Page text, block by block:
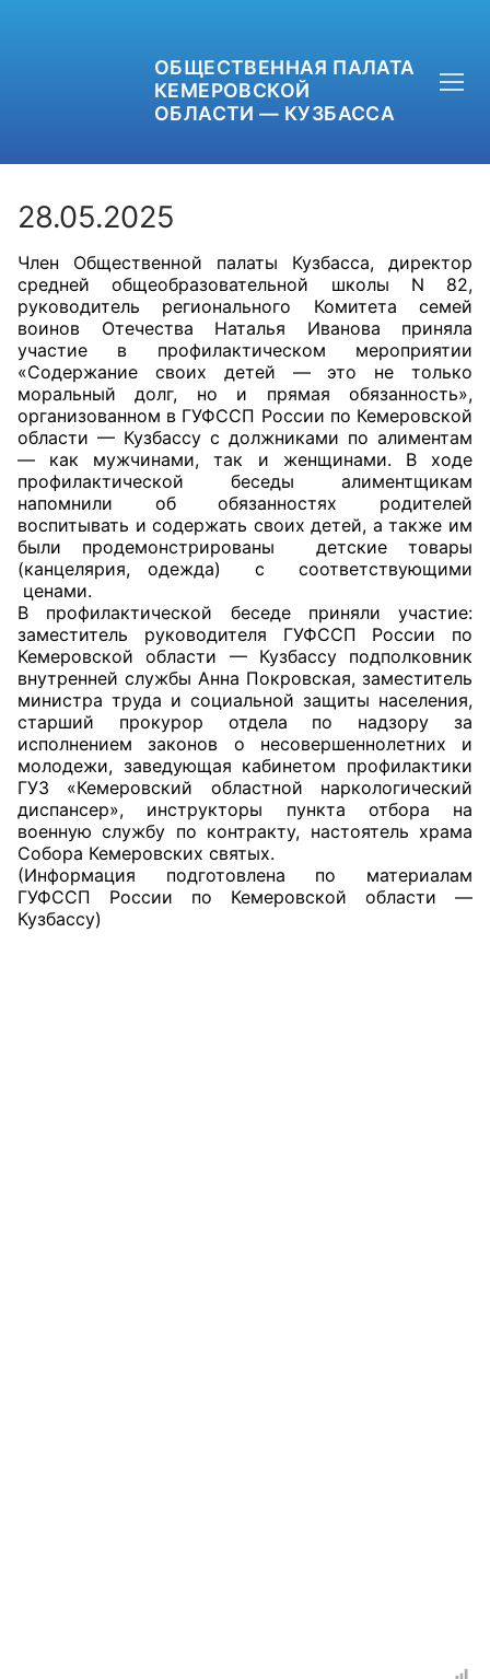
ОБЩЕСТВЕННАЯ ПАЛАТА
КЕМЕРОВСКОЙ
ОБЛАСТИ — КУЗБАССА
+7 (3842) 58-82-40
OPKO42@BK.RU
ОБРАТНАЯ СВЯЗЬ
Главная
Общественные советы
Общественные советы при территориальных
органах федеральных органов
исполнительной власти
Общественные советы по проведению
независимой оценки качества условий
оказания услуг
О Палате
Структура Палаты
Комиссии
28.05.2025
Член Общественной палаты Кузбасса, директор
средней общеобразовательной школы N 82,
руководитель регионального Комитета семей
воинов Отечества Наталья Иванова приняла
участие в профилактическом мероприятии
«Содержание своих детей — это не только
моральный долг, но и прямая обязанность»,
организованном в ГУФССП России по Кемеровской
области — Кузбассу с должниками по алиментам
— как мужчинами, так и женщинами. В ходе
профилактической беседы алиментщикам
напомнили об обязанностях родителей
воспитывать и содержать своих детей, а также им
были продемонстрированы детские товары
(канцелярия, одежда) с соответствующими
ценами.
В профилактической беседе приняли участие:
заместитель руководителя ГУФССП России по
Кемеровской области — Кузбассу подполковник
внутренней службы Анна Покровская, заместитель
министра труда и социальной защиты населения,
старший прокурор отдела по надзору за
исполнением законов о несовершеннолетних и
молодежи, заведующая кабинетом профилактики
ГУЗ «Кемеровский областной наркологический
диспансер», инструкторы пункта отбора на
военную службу по контракту, настоятель храма
Собора Кемеровских святых.
(Информация подготовлена по материалам
ГУФССП России по Кемеровской области —
Кузбассу)